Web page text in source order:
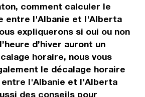
comment calculer le
entre l'Albanie et l'Alberta
expliquerons si oui ou non
d’hiver auront un
horaire, nous vous
le décalage horaire
entre l'Albanie et l'Alberta
des conseils pour